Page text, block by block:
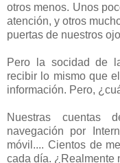
otros menos. Unos
atención, y otros
puertas de nuestros
Pero la socidad de
recibir lo mismo que
información. Pero,
Nuestras cuentas
navegación por
móvil.... Cientos de
cada día. ¿Realmente